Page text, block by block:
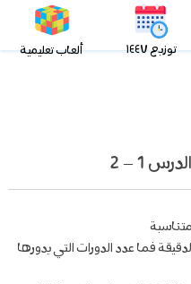
توزيع ١٤٤٧ ألعاب تعليمية
1 – 2
سيارة 900 دورة في الدقيقة فما عدد الدورات التي يدورها